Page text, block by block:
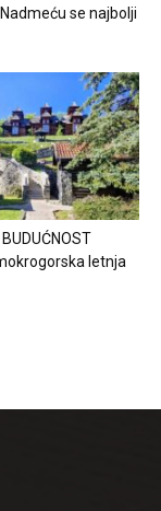
se najbolji
letnja